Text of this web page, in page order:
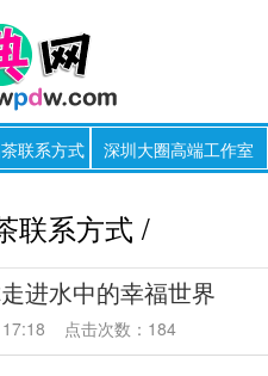
联系方式 深圳大圈高端工作室
联系方式 /
进水中的幸福世界
17:18 点击次数：184